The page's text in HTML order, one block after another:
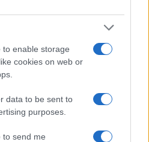
to enable storage
cookies on web or
data to be sent to
purposes.
to send me
los planes de I+D y
y tecnología son…